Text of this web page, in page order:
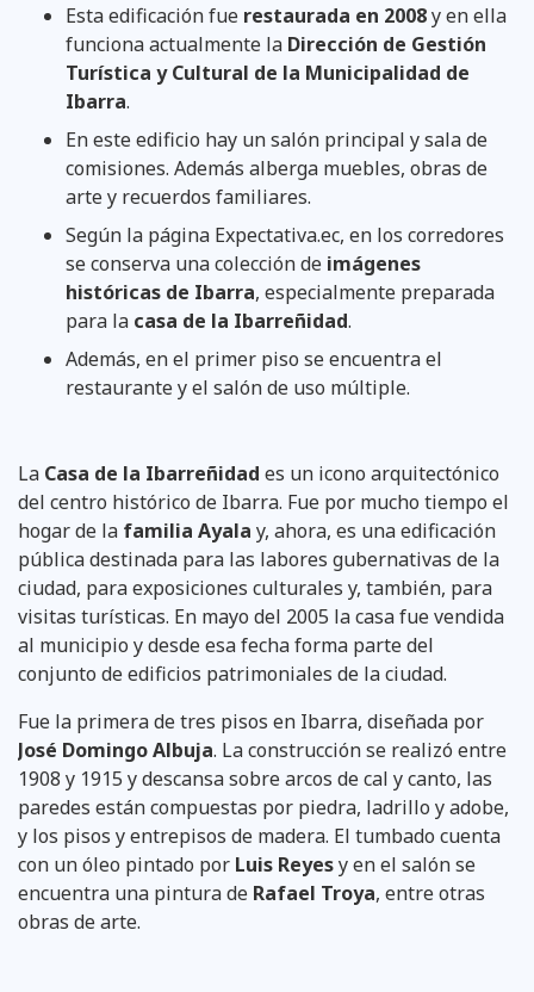
Esta edificación fue restaurada en 2008y en ella
funciona actualmente la Dirección de Gestión
Turística y Cultural de la Municipalidad de
Ibarra.
En este edificio hay un salón principal y sala de
comisiones. Además alberga muebles, obras de
arte y recuerdos familiares.
Según la página Expectativa.ec, en los corredores
se conserva una colección de imágenes
históricas de Ibarra, especialmente preparada
para la casa de la Ibarreñidad.
Además, en el primer piso se encuentra el
restaurante y el salón de uso múltiple.
La Casa de la Ibarreñidad es un icono arquitectónico
del centro histórico de Ibarra. Fue por mucho tiempo el
hogar de la familia Ayala y, ahora, es una edificación
pública destinada para las labores gubernativas de la
ciudad, para exposiciones culturales y, también, para
visitas turísticas. En mayo del 2005 la casa fue vendida
al municipio y desde esa fecha forma parte del
conjunto de edificios patrimoniales de la ciudad.
Fue la primera de tres pisos en Ibarra, diseñada por
José Domingo Albuja. La construcción se realizó entre
1908 y 1915 y descansa sobre arcos de cal y canto, las
paredes están compuestas por piedra, ladrillo y adobe,
y los pisos y entrepisos de madera. El tumbado cuenta
con un óleo pintado por Luis Reyesy en el salón se
encuentra una pintura de Rafael Troya, entre otras
obras de arte.